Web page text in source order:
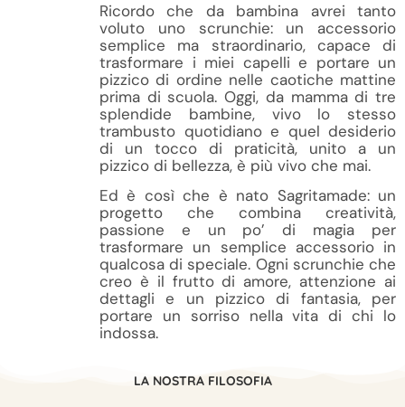
Ricordo che da bambina avrei tanto
voluto uno scrunchie: un accessorio
semplice ma straordinario, capace di
trasformare i miei capelli e portare un
pizzico di ordine nelle caotiche mattine
prima di scuola. Oggi, da mamma di tre
splendide bambine, vivo lo stesso
trambusto quotidiano e quel desiderio
di un tocco di praticità, unito a un
pizzico di bellezza, è più vivo che mai.
Ed è così che è nato Sagritamade: un
progetto che combina creatività,
passione e un po’ di magia per
trasformare un semplice accessorio in
qualcosa di speciale. Ogni scrunchie che
creo è il frutto di amore, attenzione ai
dettagli e un pizzico di fantasia, per
portare un sorriso nella vita di chi lo
indossa.
LA NOSTRA FILOSOFIA